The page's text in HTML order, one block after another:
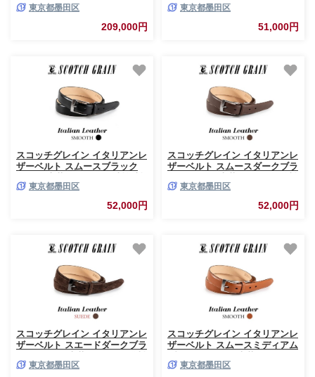
日本製 E 送料無料 ギフト
【25.5cm】 [№5619-7906]1780
東京都墨田区
209,000円
送料無料 [№5619-1092]
東京都墨田区
51,000円
スコッチグレイン イタリアンレ
ザーベルト スムースブラック
ギフト [№5619-2501]
東京都墨田区
52,000円
スコッチグレイン イタリアンレ
ザーベルト スムースダークブラ
無料 ギフト [№5619-2502]
東京都墨田区
52,000円
スコッチグレイン イタリアンレ
ザーベルト スエードダークブラ
無料 ギフト [№5619-2505]
東京都墨田区
スコッチグレイン イタリアンレ
ザーベルト スムースミディアム
送料無料 ギフト [№5619-2503]
東京都墨田区